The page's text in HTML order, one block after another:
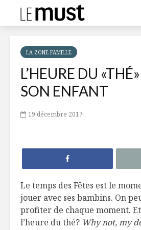
LA ZONE FAMILLE
L’HEURE DU
SON ENFANT
19 décembre 2017
Le temps des Fêtes est le
jouer avec ses bambins. On
profiter de chaque moment.
l’heure du thé? Why not, my